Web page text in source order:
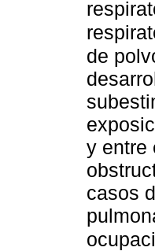
de
y entre
casos